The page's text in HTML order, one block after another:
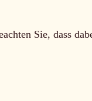
Sie, dass